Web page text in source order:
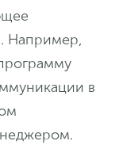
Например,
в